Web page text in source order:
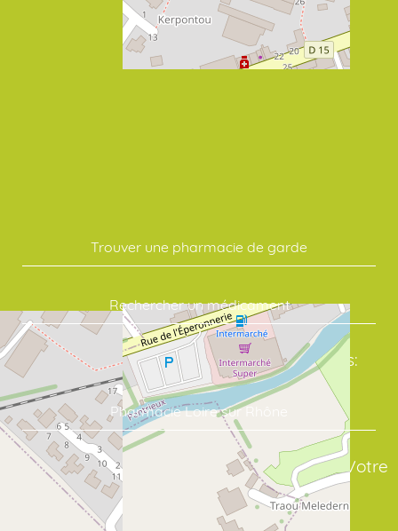
Trouver une pharmacie de garde
Rechercher un médicament
Commandez vos soins en quelques clics:
Pharmacie Loire sur Rhône
assure un suivi sérieux de vos traitements. Votre
point de repère en santé: